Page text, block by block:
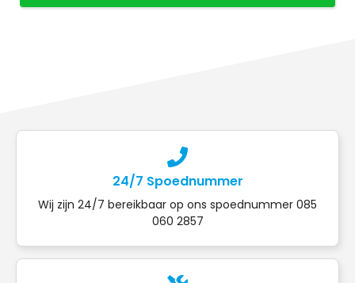
24/7 Spoednummer
Wij zijn 24/7 bereikbaar op ons spoednummer 085
060 2857